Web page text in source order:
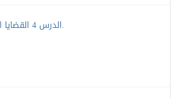
الدرس 4 القضايا المعاصرة في باب الزكاة.